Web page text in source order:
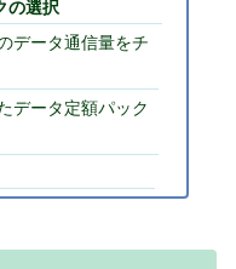
の選択
データ通信量をチ
データ定額パック